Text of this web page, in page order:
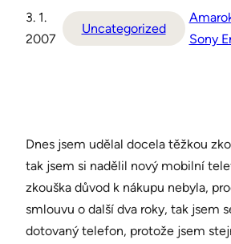
3. 1.
2007
Uncategorized
Sony
Dnes jsem udělal docela těžkou
tak jsem si nadělil nový mobilní
zkouška důvod k nákupu nebyla,
smlouvu o další dva roky, tak jsem
dotovaný telefon, protože jsem